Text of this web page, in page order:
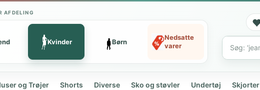
AFDELING
Kvinder Børn
Nedsatte
varer
Søg
og Trøjer Shorts Diverse Sko og støvler Undertøj Skjorter